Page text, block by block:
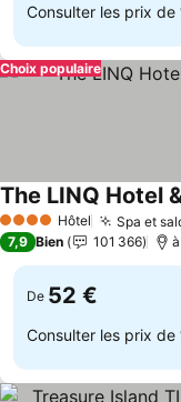
Consulter les prix de
Choix populaire
4 Étoiles Hôtel Spa et
Consulter les prix
7,9 Bien 101 366
De 52 €
Consulter les prix de